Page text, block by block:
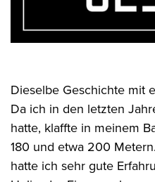
Dieselbe Geschichte mit
Da ich in den letzten
hatte, klaffte in meinem
180 und etwa 200
hatte ich sehr gute